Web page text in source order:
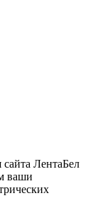
ЛентаБел
ваши